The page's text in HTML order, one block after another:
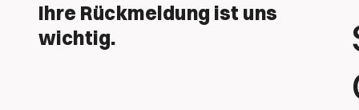
Ihre Rückmeldung ist uns
wichtig.